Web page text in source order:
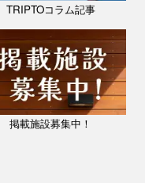
TRIPTOコラム記事
掲載施設募集中！